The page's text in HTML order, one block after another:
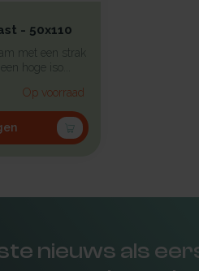
- 50x110
met een strak
hoge iso...
Op voorraad
nieuws als